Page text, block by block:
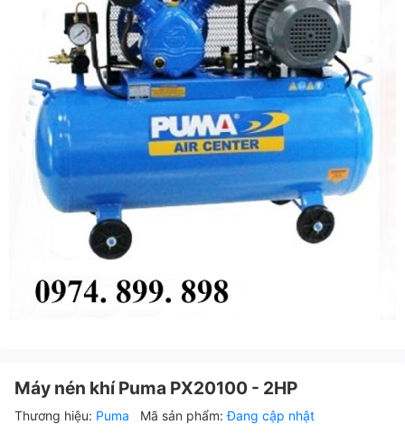
Máy nén khí Puma PX20100 - 2HP
Thương hiệu: Puma Mã sản phẩm:Đang cập nhật